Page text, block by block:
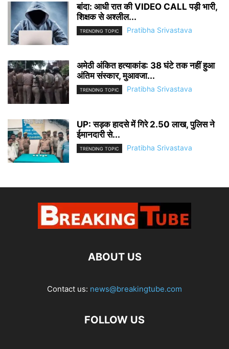
बांदा: आधी रात की VIDEO CALL पड़ी भारी,
शिक्षक से अश्लील...
TRENDING TOPIC Pratibha Srivastava
अमेठी अंकित हत्याकांड: 38 घंटे तक नहीं हुआ
अंतिम संस्कार, मुआवजा...
TRENDING TOPIC Pratibha Srivastava
UP: सड़क हादसे में गिरे 2.50 लाख, पुलिस ने
ईमानदारी से...
TRENDING TOPIC Pratibha Srivastava
ABOUT US
Contact us: news@breakingtube.com
FOLLOW US